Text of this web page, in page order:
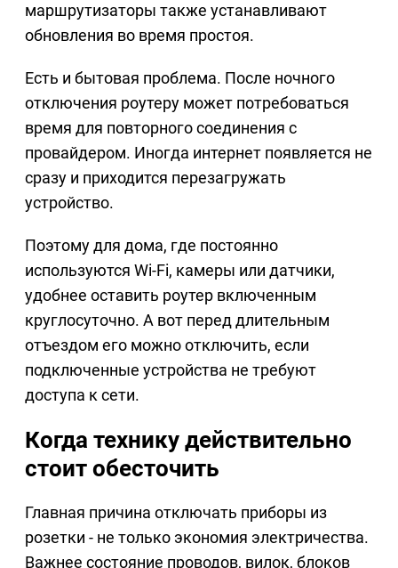
маршрутизаторы также устанавливают
обновления во время простоя.
Есть и бытовая проблема. После ночного
отключения роутеру может потребоваться
время для повторного соединения с
провайдером. Иногда интернет появляется не
сразу и приходится перезагружать
устройство.
Поэтому для дома, где постоянно
используются Wi-Fi, камеры или датчики,
удобнее оставить роутер включенным
круглосуточно. А вот перед длительным
отъездом его можно отключить, если
подключенные устройства не требуют
доступа к сети.
Когда технику действительно
стоит обесточить
Главная причина отключать приборы из
розетки - не только экономия электричества.
Важнее состояние проводов, вилок, блоков